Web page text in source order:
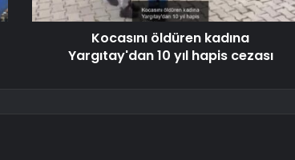
Kocasını öldüren kadına
Yargıtay'dan 10 yıl hapis cezası